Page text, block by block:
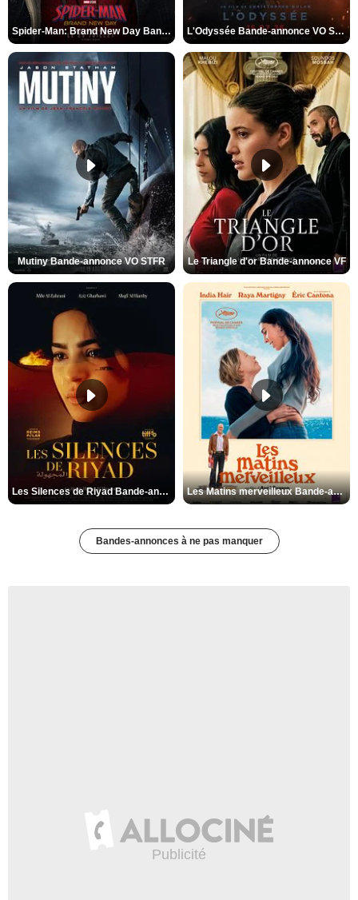
Spider-Man: Brand New Day Bande-annonce VO STFR L'Odyssée Bande-annonce VO STFR
Mutiny Bande-annonce VO STFR Le Triangle d'or Bande-annonce VF
Les Silences de Riyad Bande-annonce VO STFR Les Matins merveilleux Bande-annonce VF
Bandes-annonces à ne pas manquer